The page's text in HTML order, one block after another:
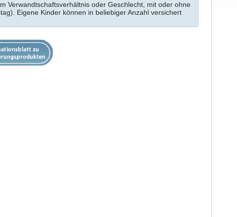
Verwandtschaftsverhältnis oder Geschlecht, mit oder ohne
Eigene Kinder können in beliebiger Anzahl versichert